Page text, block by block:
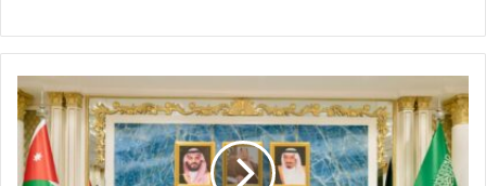
ا
ل
ح